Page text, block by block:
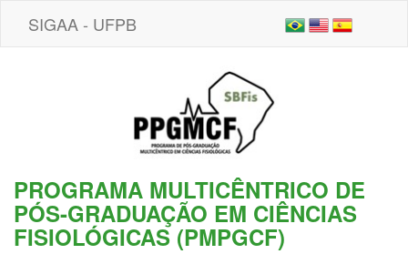
SIGAA - UFPB
PROGRAMA MULTICÊNTRICO DE
PÓS-GRADUAÇÃO EM CIÊNCIAS
FISIOLÓGICAS (PMPGCF)